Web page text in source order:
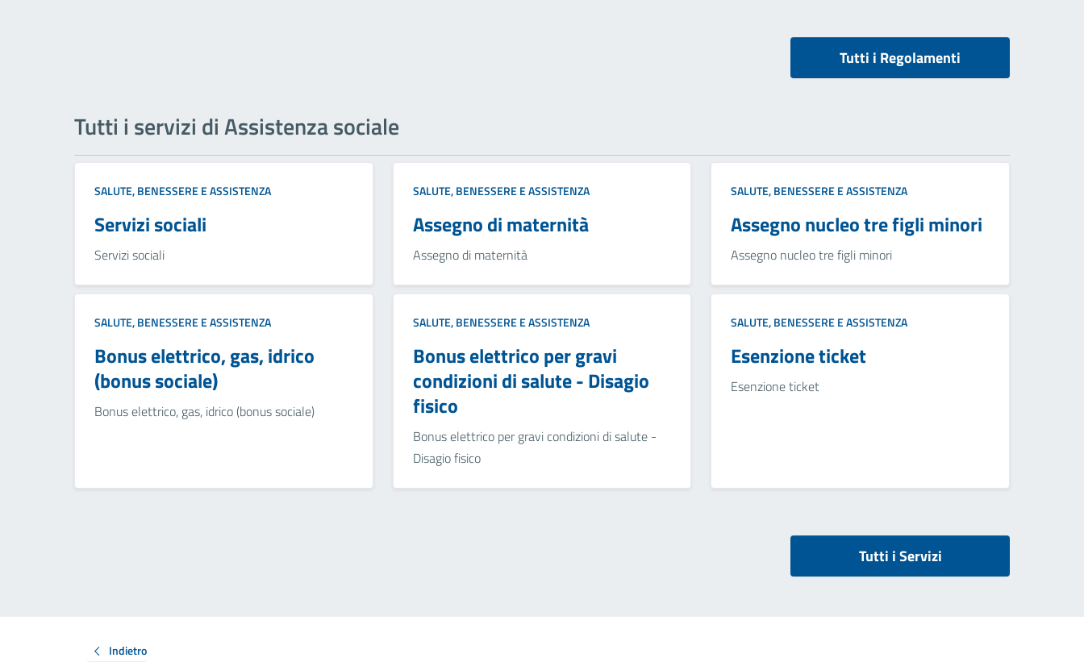
Tutti i Regolamenti
Tutti i servizi di Assistenza sociale
SALUTE, BENESSERE E ASSISTENZA
Servizi sociali
Servizi sociali
SALUTE, BENESSERE E ASSISTENZA
Assegno di maternità
Assegno di maternità
SALUTE, BENESSERE E ASSISTENZA
Assegno nucleo tre figli minori
Assegno nucleo tre figli minori
SALUTE, BENESSERE E ASSISTENZA
Bonus elettrico, gas, idrico
(bonus sociale)
Bonus elettrico, gas, idrico (bonus sociale)
SALUTE, BENESSERE E ASSISTENZA
Bonus elettrico per gravi
condizioni di salute - Disagio
fisico
Bonus elettrico per gravi condizioni di salute -
Disagio fisico
SALUTE, BENESSERE E ASSISTENZA
Esenzione ticket
Esenzione ticket
Tutti i Servizi
Indietro